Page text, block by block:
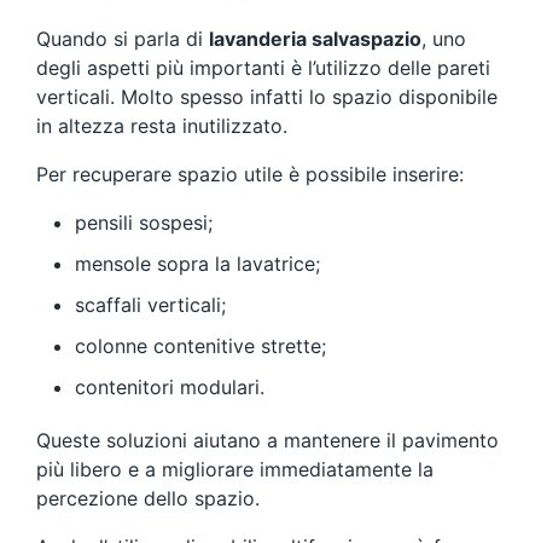
Quando si parla di lavanderia salvaspazio, uno
degli aspetti più importanti è l’utilizzo delle pareti
verticali. Molto spesso infatti lo spazio disponibile
in altezza resta inutilizzato.
Per recuperare spazio utile è possibile inserire:
pensili sospesi;
mensole sopra la lavatrice;
scaffali verticali;
colonne contenitive strette;
contenitori modulari.
Queste soluzioni aiutano a mantenere il pavimento
più libero e a migliorare immediatamente la
percezione dello spazio.